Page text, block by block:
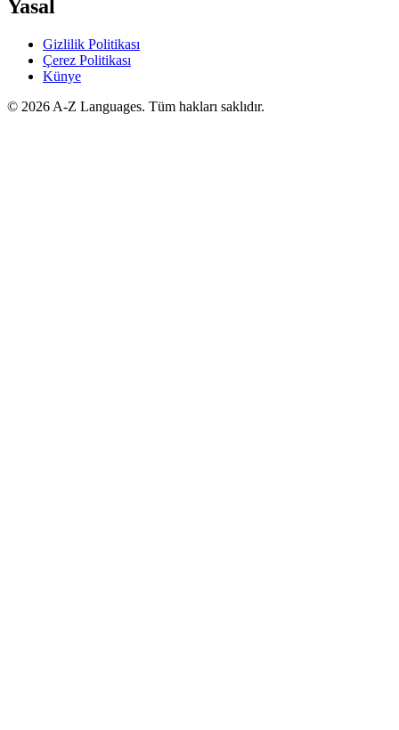
Yasal
Gizlilik Politikası
Çerez Politikası
Künye
© 2026 A-Z Languages. Tüm hakları saklıdır.